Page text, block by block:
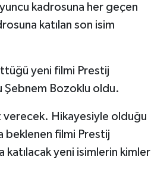
kadrosuna her geçen
katılan son isim
yeni filmi Prestij
Şebnem Bozoklu oldu.
verecek. Hikayesiyle olduğu
beklenen filmi Prestij
katılacak yeni isimlerin kimler